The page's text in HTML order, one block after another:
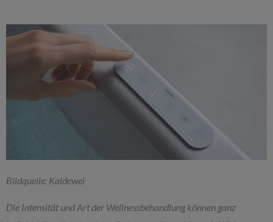
Bildquelle: Kaldewei
Die Intensität und Art der Wellnessbehandlung können ganz